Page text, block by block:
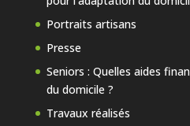
Portraits artisans
Presse
Seniors : Quelles aides
du domicile ?
Travaux réalisés